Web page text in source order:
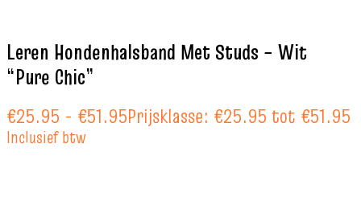
Leren Hondenhalsband Met Studs – Wit
“Pure Chic”
€25.95 - €51.95Prijsklasse: €25.95 tot €51.95
Inclusief btw